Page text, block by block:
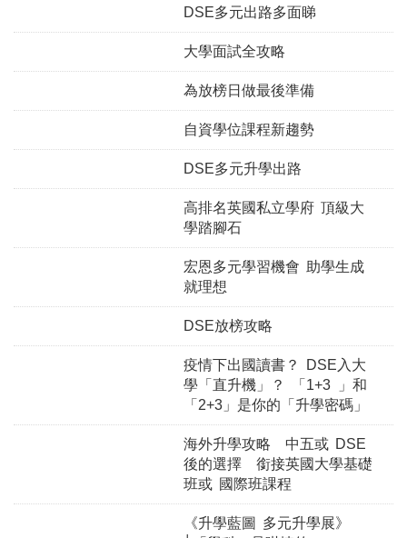
DSE多元出路多面睇
大學面試全攻略
為放榜日做最後準備
自資學位課程新趨勢
DSE多元升學出路
高排名英國私立學府 頂級大
學踏腳石
宏恩多元學習機會 助學生成
就理想
DSE放榜攻略
疫情下出國讀書？ DSE入大
學「直升機」？ 「1+3 」和
「2+3」是你的「升學密碼」
海外升學攻略 中五或 DSE
後的選擇 銜接英國大學基礎
班或 國際班課程
《升學藍圖 多元升學展》